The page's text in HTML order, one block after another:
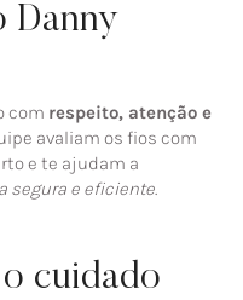
Danny
com respeito, atenção e
avaliam os fios com
e te ajudam a
segura e eficiente
cuidado